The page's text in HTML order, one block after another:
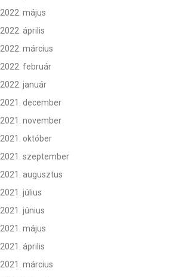
2022. május
2022. április
2022. március
2022. február
2022. január
2021. december
2021. november
2021. október
2021. szeptember
2021. augusztus
2021. július
2021. június
2021. május
2021. április
2021. március